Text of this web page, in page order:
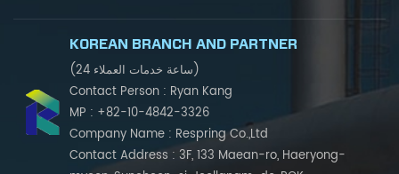
KOREAN BRANCH AND PARTNER
(24 ساعة خدمات العملاء)
Contact Person : Ryan Kang
MP : +82-10-4842-3326
Company Name : Respring Co.,Ltd
Contact Address : 3F, 133 Maean-ro, Haeryong-